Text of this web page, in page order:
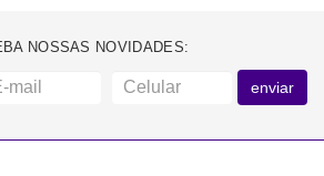
NOSSAS NOVIDADES:
enviar